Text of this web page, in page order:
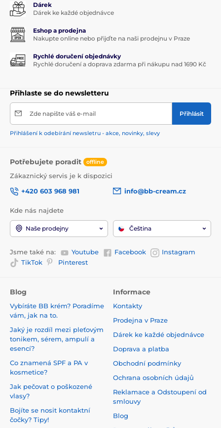
Dárek
Dárek ke každé objednávce
Eshop a prodejna
Nakupte online nebo přijďte na naši prodejnu v Praze
Rychlé doručení objednávky
Rychlé doručení a doprava zdarma při nákupu nad 1690 Kč
Přihlaste se do newsletteru
Zde napište váš e-mail Přihlásit
Přihlášení k odebírání newsletru - akce, novinky, slevy
Potřebujete poradit offline
Zákaznický servis je k dispozici
+420 603 968 981
info@bb-cream.cz
Kde nás najdete
Naše prodejny Čeština
Jsme také na: Youtube Facebook
Instagram
TikTok
Pinterest
Blog
Vybíráte BB krém? Poradíme
vám, jak na to.
Jaký je rozdíl mezi pleťovým
tonikem, sérem, ampulí a
esencí?
Co znamená SPF a PA v
kosmetice?
Jak pečovat o poškozené
vlasy?
Bojíte se nosit kontaktní
čočky? Tipy!
Informace
Kontakty
Prodejna v Praze
Dárek ke každé objednávce
Doprava a platba
Obchodní podmínky
Ochrana osobních údajů
Reklamace a Odstoupení od
smlouvy
Blog